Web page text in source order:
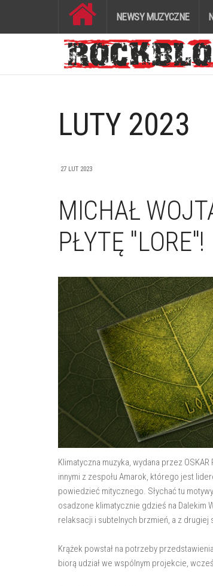
NEWSY MUZYCZNE
LUTY 2023
27 LUT 2023
MICHAŁ
PŁYTĘ "LORE"!
Klimatyczna muzyka, wydana przez
innymi z zespołu Amarok, którego jest
powiedzieć mitycznego. Słychać tu
osadzone klimatycznie gdzieś na Dalekim
relaksacji i subtelnych brzmień, a z
Krążek powstał na potrzeby
biorą udział we wspólnym projekcie,